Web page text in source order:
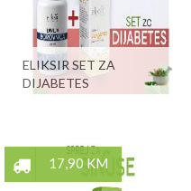
ELIKSIR SET ZA
DIJABETES
17,90 KM